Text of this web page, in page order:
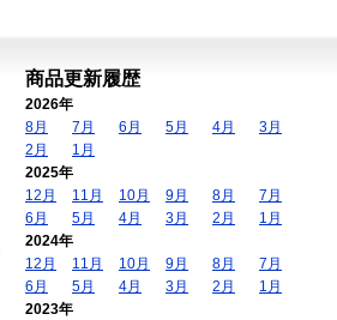
商品更新履歴
2026年
8月
7月 6月 5月 4月
3月
2月
1月
2025年
12月
11月 10月 9月 8月
7月
6月
5月 4月 3月 2月
1月
2024年
12月
11月 10月 9月 8月
7月
6月
5月 4月 3月 2月
1月
2023年